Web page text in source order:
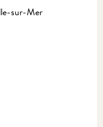
sur-Mer